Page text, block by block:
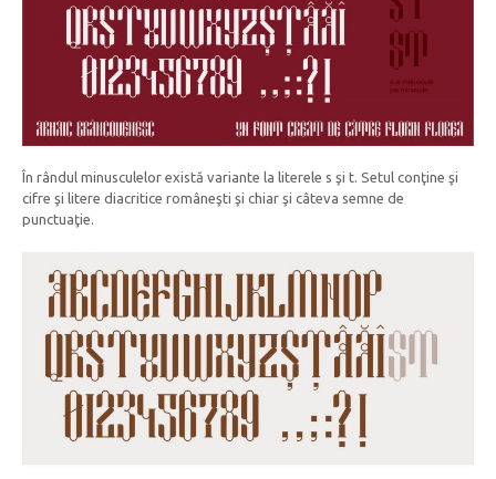
În rândul minusculelor există variante la literele s şi t. Setul conţine şi
cifre şi litere diacritice româneşti şi chiar şi câteva semne de
punctuaţie.